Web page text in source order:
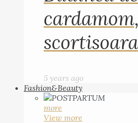
cardamom,
5 years ago
Fashion&Beauty
more
View more